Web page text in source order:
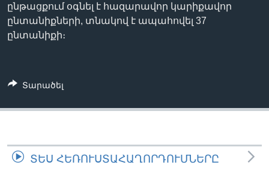
ընթացքում օգնել է հազարավոր կարիքավոր
ընտանիքների, տնակով է ապահովել 37
ընտանիքի։
Տարածել
ՏԵՍ ՀԵՌՈՒՍՏԱՀԱՂՈՐԴՈՒՄՆԵՐԸ